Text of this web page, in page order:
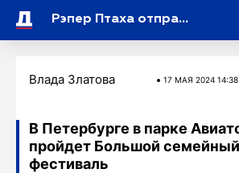
Рэпер Птаха отправил 946,9 тысячи рублей в налоговую
Влада Златова 17 МАЯ 2024 14:38
В Петербурге в парке
пройдет Большой семейный
фестиваль